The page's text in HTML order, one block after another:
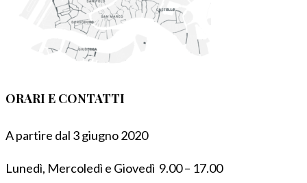
ORARI E CONTATTI
A partire dal 3 giugno 2020
Lunedì, Mercoledì e Giovedì 9.00 – 17.00